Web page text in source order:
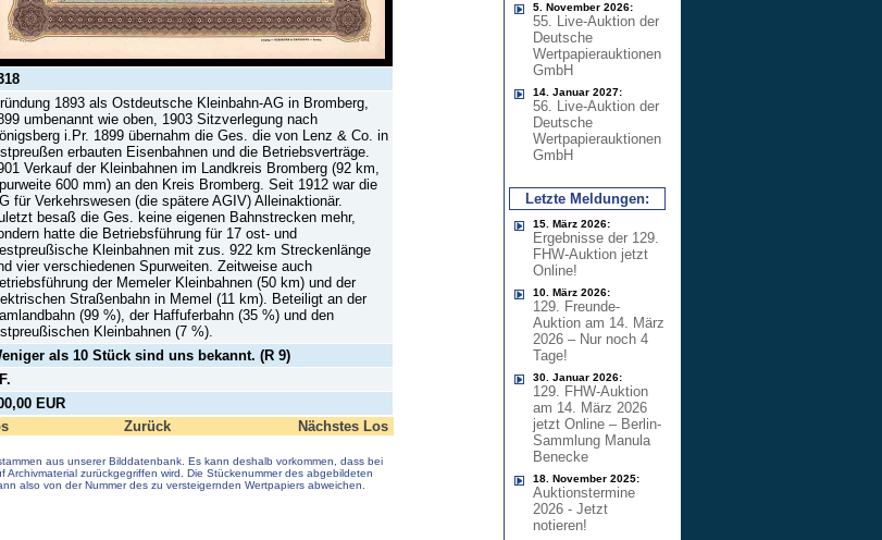
1893 als Ostdeutsche Kleinbahn-AG in Bromberg,
umbenannt wie oben, 1903 Sitzverlegung nach
i.Pr. 1899 übernahm die Ges. die von Lenz & Co. in
erbauten Eisenbahnen und die Betriebsverträge.
Verkauf der Kleinbahnen im Landkreis Bromberg (92 km,
600 mm) an den Kreis Bromberg. Seit 1912 war die
für Verkehrswesen (die spätere AGIV) Alleinaktionär.
besaß die Ges. keine eigenen Bahnstrecken mehr,
hatte die Betriebsführung für 17 ost- und
Kleinbahnen mit zus. 922 km Streckenlänge
vier verschiedenen Spurweiten. Zeitweise auch
der Memeler Kleinbahnen (50 km) und der
Straßenbahn in Memel (11 km). Beteiligt an der
(99 %), der Haffuferbahn (35 %) und den
Kleinbahnen (7 %).
als 10 Stück sind uns bekannt. (R 9)
EUR
Zurück Nächstes Los
aus unserer Bilddatenbank. Es kann deshalb vorkommen, dass bei
Archivmaterial zurückgegriffen wird. Die Stückenummer des abgebildeten
also von der Nummer des zu versteigernden Wertpapiers abweichen.
5. November 2026:
55. Live-Auktion der
Deutsche
Wertpapierauktionen
GmbH
14. Januar 2027:
56. Live-Auktion der
Deutsche
Wertpapierauktionen
GmbH
Letzte Meldungen:
15. März 2026:
Ergebnisse der 129.
FHW-Auktion jetzt
Online!
10. März 2026:
129. Freunde-
Auktion am 14. März
2026 – Nur noch 4
Tage!
30. Januar 2026:
129. FHW-Auktion
am 14. März 2026
jetzt Online – Berlin-
Sammlung Manula
Benecke
18. November 2025:
Auktionstermine
2026 - Jetzt
notieren!